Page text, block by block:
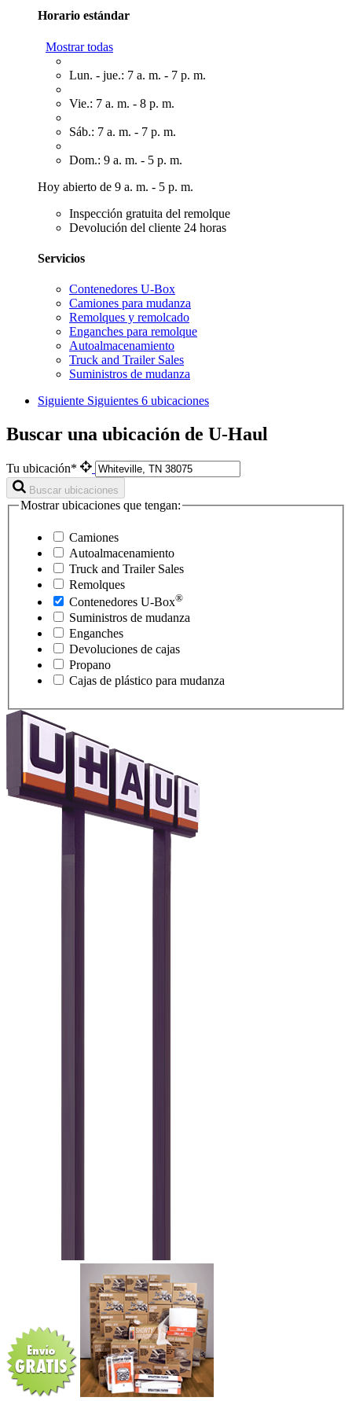
Horario estándar
Mostrar todas
Lun. - jue.: 7 a. m. - 7 p. m.
Vie.: 7 a. m. - 8 p. m.
Sáb.: 7 a. m. - 7 p. m.
Dom.: 9 a. m. - 5 p. m.
Hoy abierto de 9 a. m. - 5 p. m.
Inspección gratuita del remolque
Devolución del cliente 24 horas
Servicios
Contenedores U-Box
Camiones para mudanza
Remolques y remolcado
Enganches para remolque
Autoalmacenamiento
Truck and Trailer Sales
Suministros de mudanza
Siguiente Siguientes 6 ubicaciones
Buscar una ubicación de U-Haul
Tu ubicación*
Buscar ubicaciones
Mostrar ubicaciones que tengan:
Camiones
Autoalmacenamiento
Truck and Trailer Sales
Remolques
Contenedores U-Box®
Suministros de mudanza
Enganches
Devoluciones de cajas
Propano
Cajas de plástico para mudanza